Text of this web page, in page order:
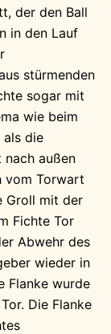
der den Ball
in den Lauf
stürmenden
sogar mit
wie beim
als die
nach außen
vom Torwart
Groll mit der
Fichte Tor
Abwehr des
wieder in
Flanke wurde
Die Flanke